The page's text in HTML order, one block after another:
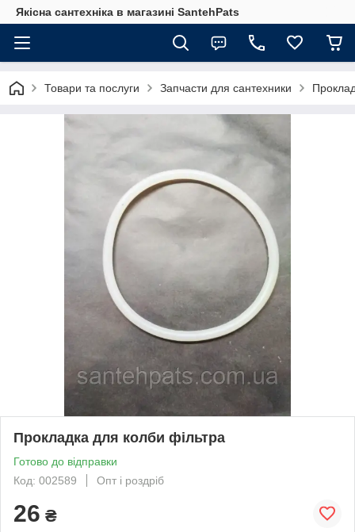
Якісна сантехніка в магазині SantehPats
Товари та послуги Запчасти для сантехники
Прокладка для колби фільтра
Готово до відправки
Код: 002589
Опт і роздріб
26 ₴